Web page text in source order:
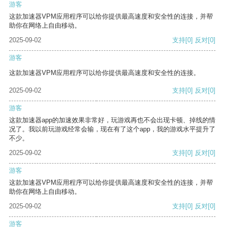
游客
这款加速器VPM应用程序可以给你提供最高速度和安全性的连接，并帮
助你在网络上自由移动。
2025-09-02
支持[0] 反对[0]
游客
这款加速器VPM应用程序可以给你提供最高速度和安全性的连接。
2025-09-02 支持[0] 反对[0]
游客
这款加速器app的加速效果非常好，玩游戏再也不会出现卡顿、掉线的情
况了。我以前玩游戏经常会输，现在有了这个app，我的游戏水平提升了
不少。
2025-09-02
支持[0] 反对[0]
游客
这款加速器VPM应用程序可以给你提供最高速度和安全性的连接，并帮
助你在网络上自由移动。
2025-09-02
支持[0] 反对[0]
游客